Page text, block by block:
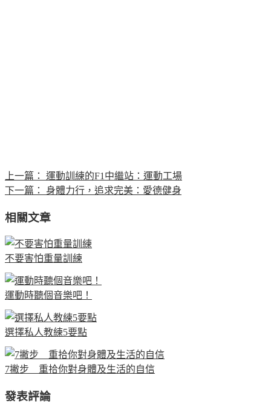
上一篇：
運動訓練的F1中繼站：運動工場
下一篇：
身體力行，追求完美：愛德健身
相關文章
不要害怕重量訓練
運動時聽個音樂吧！
選擇私人教練5要點
7撇步 重拾你對身體及生活的自信
發表評論